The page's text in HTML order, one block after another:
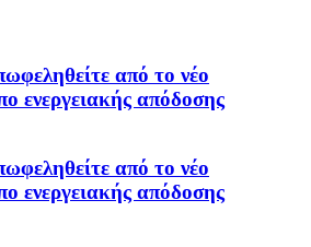
από το νέο
ενεργειακής απόδοσης
από το νέο
ενεργειακής απόδοσης